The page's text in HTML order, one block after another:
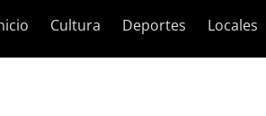
Cultura Deportes Locales